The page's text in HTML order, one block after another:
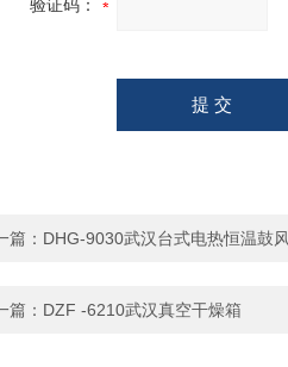
验证码：
篇： DHG-9030武汉台式电热恒温鼓
篇： DZF -6210武汉真空干燥箱